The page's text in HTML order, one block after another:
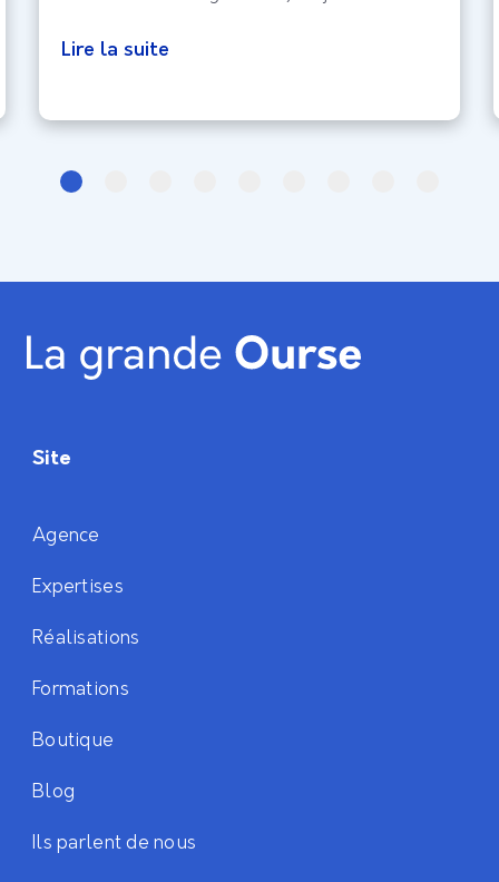
biologique brute, celle qui échappe au
faciale, le design d’interface entre
Lire la suite
Site
Agence
Expertises
Réalisations
Formations
Boutique
Blog
Ils parlent de nous